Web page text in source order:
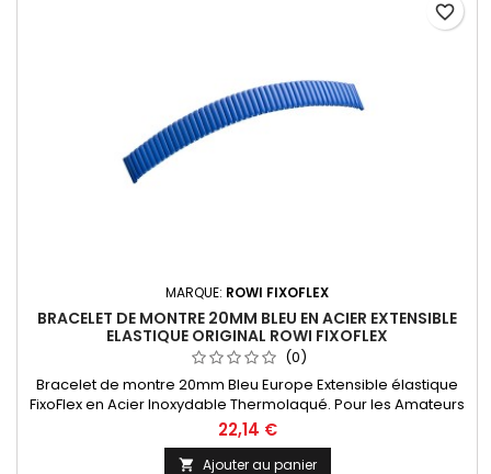
MARQUE: ROWI FIXOFLEX
BRACELET DE MONTRE 20MM BLEU EN ACIER EXTENSIBLE
ELASTIQUE ORIGINAL ROWI FIXOFLEX
(0)
Bracelet de montre 20mm Bleu Europe Extensible élastique
FixoFlex en Acier Inoxydable Thermolaqué. Pour les Amateurs
Horlogers, l'entre-corne est sciable pour une mise à taille
personnalisée de 18 à 20mm S'adapte sur toutes les marques
de montres. Bracelet Original de la marque ROWI FIXOFLEX
22,14 €
 Ajouter au panier
favorite_border